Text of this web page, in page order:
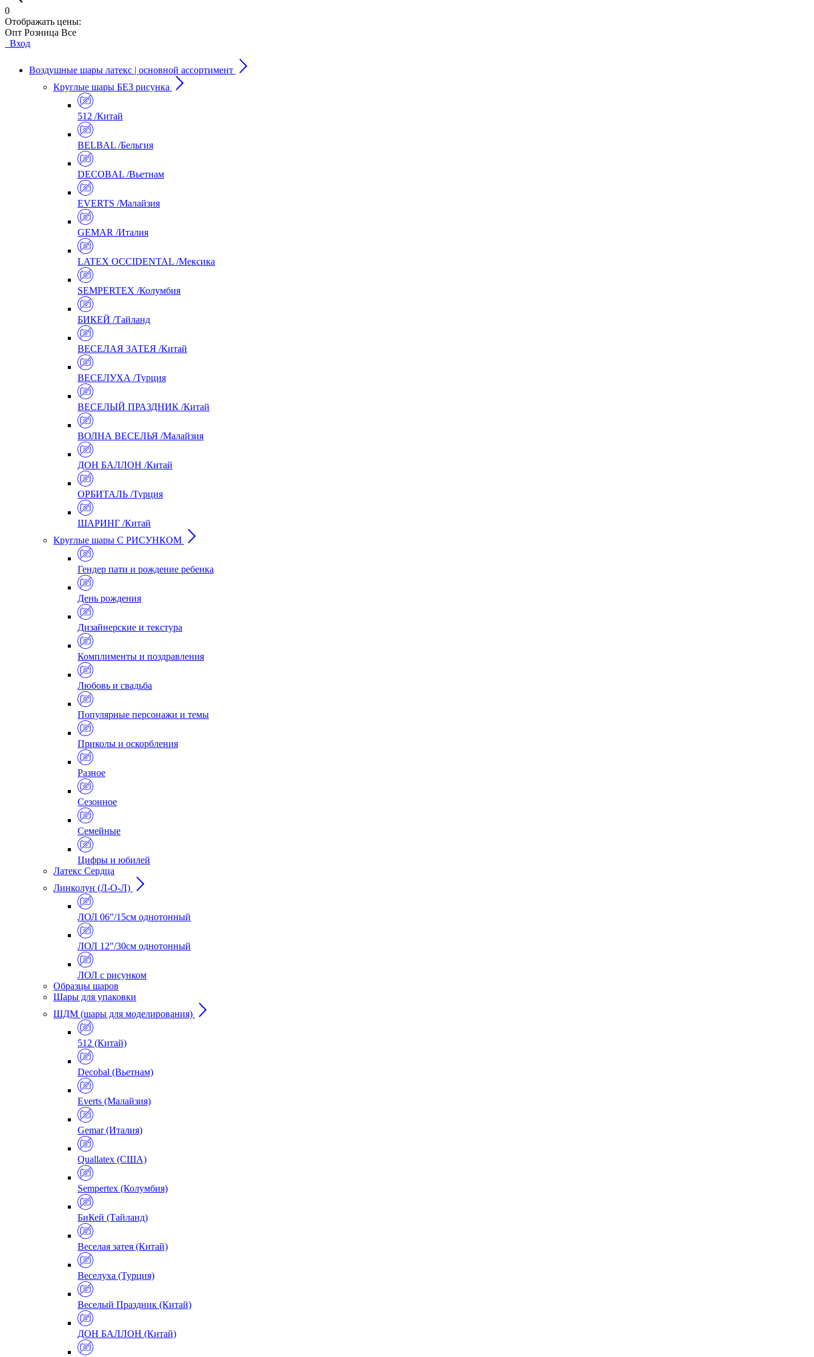
0
Отображать цены:
Опт Розница Все
Вход
Воздушные шары латекс | основной ассортимент
Круглые шары БЕЗ рисунка
512 /Китай
BELBAL /Бельгия
DECOBAL /Вьетнам
EVERTS /Малайзия
GEMAR /Италия
LATEX OCCIDENTAL /Мексика
SEMPERTEX /Колумбия
БИКЕЙ /Тайланд
ВЕСЕЛАЯ ЗАТЕЯ /Китай
ВЕСЕЛУХА /Турция
ВЕСЕЛЫЙ ПРАЗДНИК /Китай
ВОЛНА ВЕСЕЛЬЯ /Малайзия
ДОН БАЛЛОН /Китай
ОРБИТАЛЬ /Турция
ШАРИНГ /Китай
Круглые шары С РИСУНКОМ
Гендер пати и рождение ребенка
День рождения
Дизайнерские и текстура
Комплименты и поздравления
Любовь и свадьба
Популярные персонажи и темы
Приколы и оскорбления
Разное
Сезонное
Семейные
Цифры и юбилей
Латекс Сердца
Линколун (Л-О-Л)
ЛОЛ 06"/15см однотонный
ЛОЛ 12"/30см однотонный
ЛОЛ с рисунком
Образцы шаров
Шары для упаковки
ШДМ (шары для моделирования)
512 (Китай)
Decobal (Вьетнам)
Everts (Малайзия)
Gemar (Италия)
Quallatex (США)
Sempertex (Колумбия)
БиКей (Тайланд)
Веселая затея (Китай)
Веселуха (Турция)
Веселый Праздник (Китай)
ДОН БАЛЛОН (Китай)